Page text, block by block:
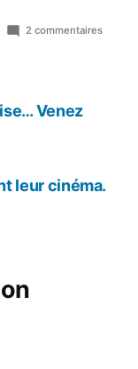
2 commentairessur
leur cinéma.
Venez